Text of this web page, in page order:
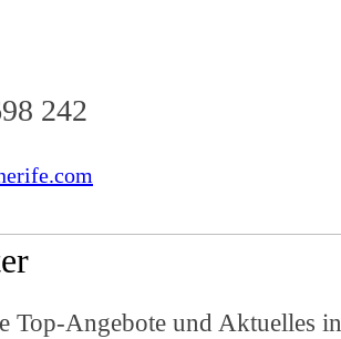
242
Top-Angebote und Aktuelles in